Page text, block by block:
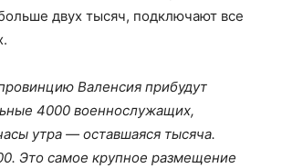
двух тысяч, подключают все
Валенсия прибудут
4000 военнослужащих,
утра — оставшаяся тысяча.
Это самое крупное размещение